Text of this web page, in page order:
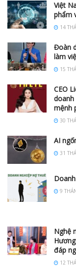
Việt
phẩm
14
Đoàn
làm
15
CEO
doanh
mệnh
30
AI
31
9
Nghệ
đáp
12